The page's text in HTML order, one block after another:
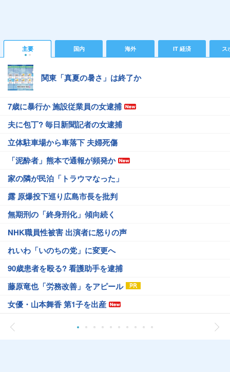
主要 国内 海外 IT 経済 ス
関東「真夏の暑さ」は終了か
7歳に暴行か 施設従業員の女逮捕
夫に包丁? 毎日新聞記者の女逮捕
立体駐車場から車落下 夫婦死傷
「泥酔者」熊本で通報が頻発か
家の隣が民泊「トラウマなった」
露 原爆投下巡り広島市長を批判
無期刑の「終身刑化」傾向続く
NHK職員性被害 出演者に怒りの声
れいわ「いのちの党」に変更へ
90歳患者を殴る? 看護助手を逮捕
藤原竜也「労務改善」をアピール
女優・山本舞香 第1子を出産